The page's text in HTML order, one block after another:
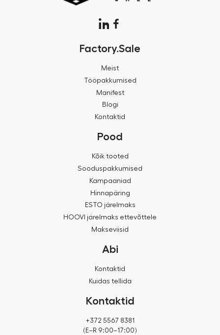
Factory.Sale
Meist
Tööpakkumised
Manifest
Blogi
Kontaktid
Pood
Kõik tooted
Sooduspakkumised
Kampaaniad
Hinnapäring
ESTO järelmaks
HOOVI järelmaks ettevõttele
Makseviisid
Abi
Kontaktid
Kuidas tellida
Kontaktid
+372 5567 8381
(E–R 9:00–17:00)